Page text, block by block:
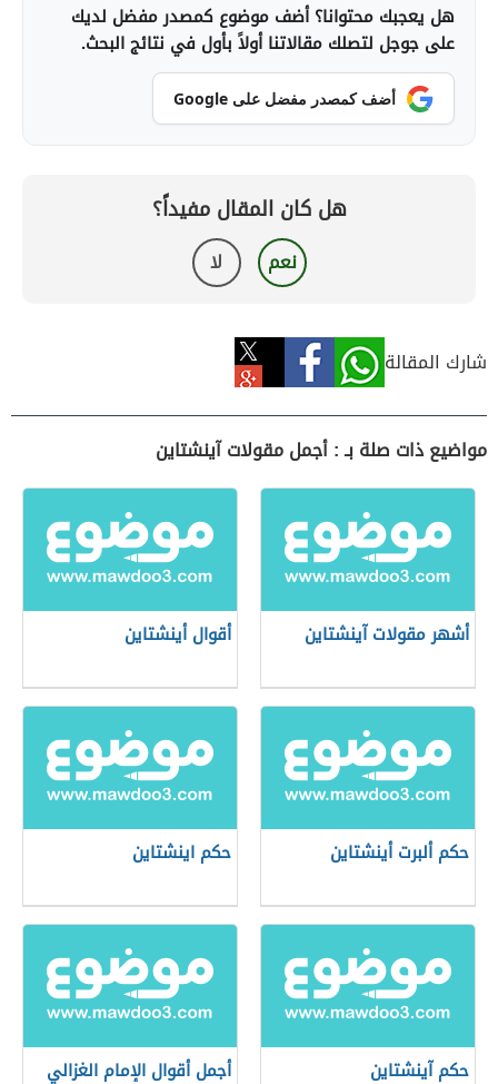
هل يعجبك محتوانا؟ أضف موضوع كمصدر مفضل لديك
على جوجل لتصلك مقالاتنا أولاً بأول في نتائج البحث.
أضف كمصدر مفضل على Google
هل كان المقال مفيداً؟
نعم لا
شارك المقالة
مواضيع ذات صلة بـ : أجمل مقولات آينشتاين
أشهر مقولات آينشتاين أقوال أينشتاين
حكم ألبرت أينشتاين حكم اينشتاين
حكم آينشتاين أجمل أقوال الإمام الغزالي